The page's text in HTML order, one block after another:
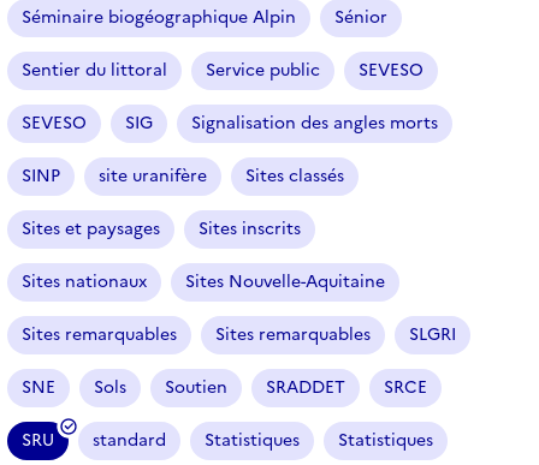
Séminaire biogéographique Alpin Sénior
Sentier du littoral Service public SEVESO
SEVESO SIG Signalisation des angles morts
SINP site uranifère Sites classés
Sites et paysages Sites inscrits
Sites nationaux Sites Nouvelle-Aquitaine
Sites remarquables Sites remarquables SLGRI
SNE Sols Soutien SRADDET SRCE
SRU
(
standard Statistiques Statistiques